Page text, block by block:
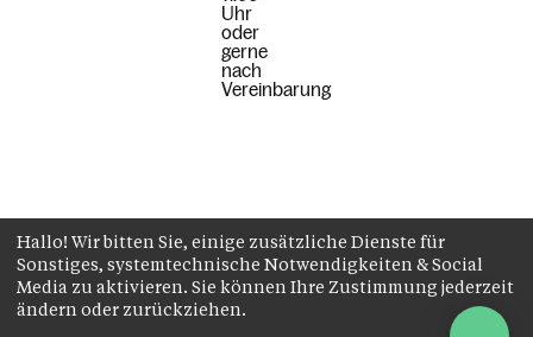
Uhr
oder
gerne
nach
Vereinbarung
Zur
Organisation
Hallo! Wir bitten Sie, einige zusätzliche Dienste für
Sonstiges, systemtechnische Notwendigkeiten & Social
Media zu aktivieren. Sie können Ihre Zustimmung jederzeit
ändern oder zurückziehen.